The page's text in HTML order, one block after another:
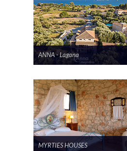
ANNA - Lagana
MYRTIES HOUSES